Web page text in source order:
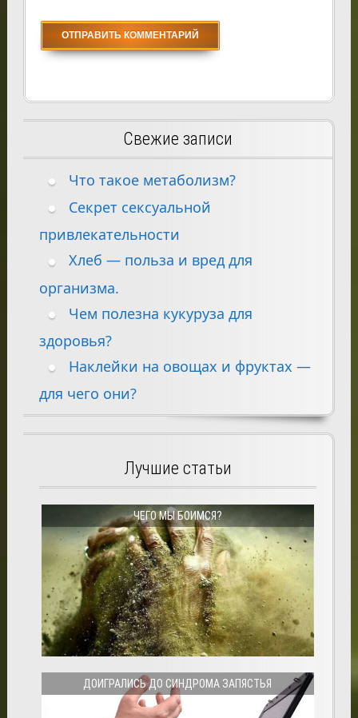
Свежие записи
Что такое метаболизм?
Секрет сексуальной
привлекательности
Хлеб — польза и вред для
организма.
Чем полезна кукуруза для
здоровья?
Наклейки на овощах и фруктах —
для чего они?
Лучшие статьи
ЧЕГО МЫ БОИМСЯ?
ДОИГРАЛИСЬ ДО СИНДРОМА ЗАПЯСТЬЯ